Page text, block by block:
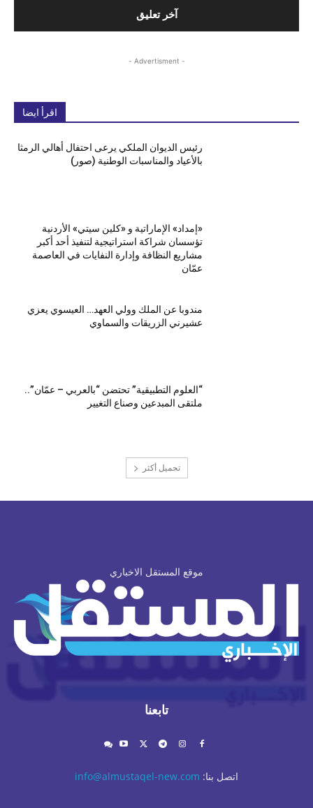
- Advertisment -
اقرأ ايضا
رئيس الديوان الملكي يرعى احتفال أهالي الرمثا
بالأعياد والمناسبات الوطنية (صور)
«إمداد» الإماراتية و «كلين سيتي» الأردنية
تؤسسان شراكة استراتيجية لتنفيذ أحد أكبر
مشاريع النظافة وإدارة النفايات في العاصمة
عمّان
مندوبا عن الملك وولي العهد… العيسوي يعزي
عشيرني الزريقات والسماوي
“العلوم التطبيقية” تحتضن “بالعربي – عمّان”..
ملتقى المبدعين وصناع التغيير
تحميل أكثر
موقع المستقل الاخباري
تابعنا
اتصل بنا: info@almustaqel-new.com